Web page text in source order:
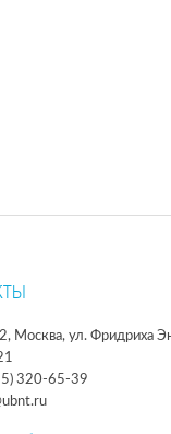
Москва, ул. Фридриха
320-65-39